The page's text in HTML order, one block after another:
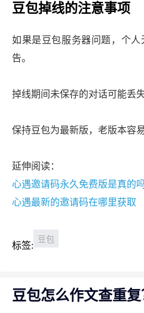
豆包掉线的注意事项
如果是豆包服务器问题，个
告。
掉线期间未保存的对话可能丢
保持豆包为最新版，老版本容
延伸阅读：
心遇邀请码永久免费版是真的
心遇最新的邀请码在哪里获取
标签:
豆包
豆包怎么作文查重